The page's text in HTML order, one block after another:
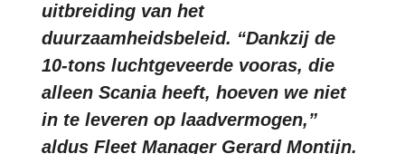
uitbreiding van het
duurzaamheidsbeleid. “Dankzij de
10-tons luchtgeveerde vooras, die
alleen Scania heeft, hoeven we niet
in te leveren op laadvermogen,”
aldus Fleet Manager Gerard Montijn.